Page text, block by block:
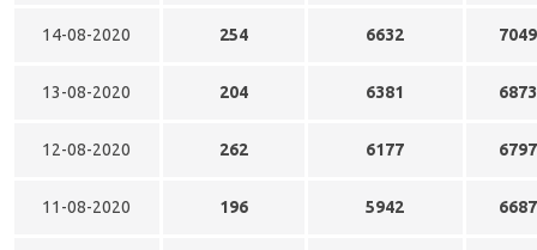
14-08-2020 254 6632
13-08-2020 204 6381
12-08-2020 262 6177
11-08-2020 196 5942